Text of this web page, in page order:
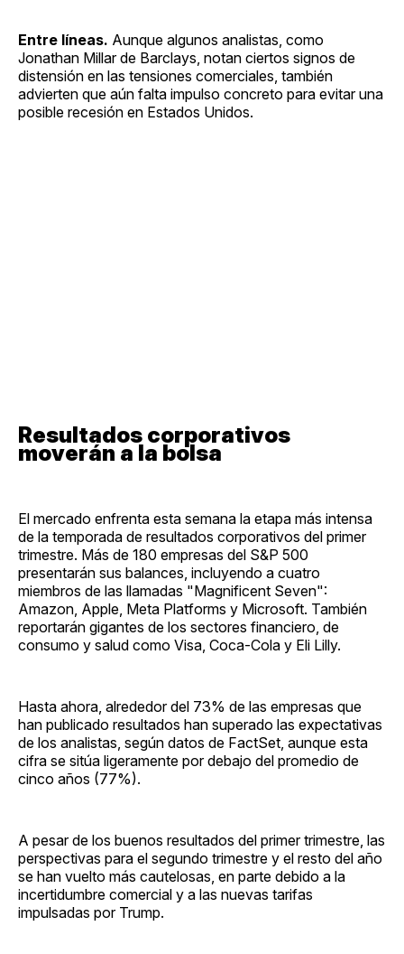
Entre líneas. Aunque algunos analistas, como
Jonathan Millar de Barclays, notan ciertos signos de
distensión en las tensiones comerciales, también
advierten que aún falta impulso concreto para evitar una
posible recesión en Estados Unidos.
Resultados corporativos
moverán a la bolsa
El mercado enfrenta esta semana la etapa más intensa
de la temporada de resultados corporativos del primer
trimestre. Más de 180 empresas del S&P 500
presentarán sus balances, incluyendo a cuatro
miembros de las llamadas "Magnificent Seven":
Amazon, Apple, Meta Platforms y Microsoft. También
reportarán gigantes de los sectores financiero, de
consumo y salud como Visa, Coca-Cola y Eli Lilly.
Hasta ahora, alrededor del 73% de las empresas que
han publicado resultados han superado las expectativas
de los analistas, según datos de FactSet, aunque esta
cifra se sitúa ligeramente por debajo del promedio de
cinco años (77%).
A pesar de los buenos resultados del primer trimestre, las
perspectivas para el segundo trimestre y el resto del año
se han vuelto más cautelosas, en parte debido a la
incertidumbre comercial y a las nuevas tarifas
impulsadas por Trump.